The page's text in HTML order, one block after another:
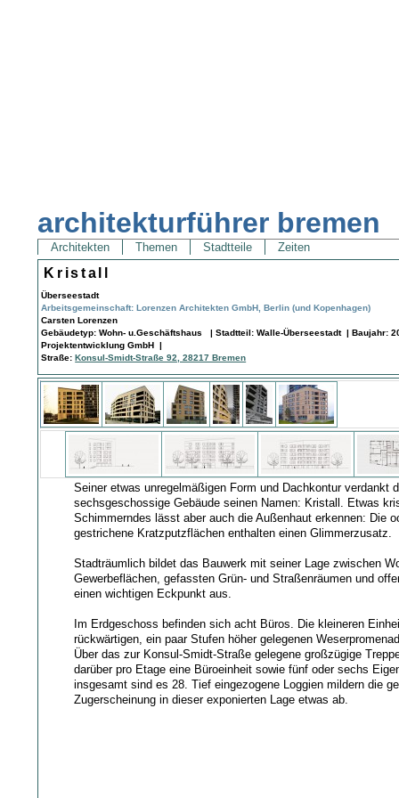
architekturführer bremen
Architekten Themen Stadtteile Zeiten
Kristall
Überseestadt
Arbeitsgemeinschaft: Lorenzen Architekten GmbH, Berlin (und Kopenhagen)
Carsten Lorenzen
Gebäudetyp: Wohn- u.Geschäftshaus | Stadtteil: Walle-Überseestadt | Baujahr:
Projektentwicklung GmbH |
Straße:Konsul-Smidt-Straße 92, 28217 Bremen
Seiner etwas unregelmäßigen Form und Dachkontur verdankt
sechsgeschossige Gebäude seinen Namen: Kristall. Etwas
Schimmerndes lässt aber auch die Außenhaut erkennen: Die
gestrichene Kratzputzflächen enthalten einen Glimmerzusatz.
Stadträumlich bildet das Bauwerk mit seiner Lage zwischen
Gewerbeflächen, gefassten Grün- und Straßenräumen und
einen wichtigen Eckpunkt aus.
Im Erdgeschoss befinden sich acht Büros. Die kleineren
rückwärtigen, ein paar Stufen höher gelegenen
Über das zur Konsul-Smidt-Straße gelegene großzügige
darüber pro Etage eine Büroeinheit sowie fünf oder sechs
insgesamt sind es 28. Tief eingezogene Loggien mildern die
Zugerscheinung in dieser exponierten Lage etwas ab.